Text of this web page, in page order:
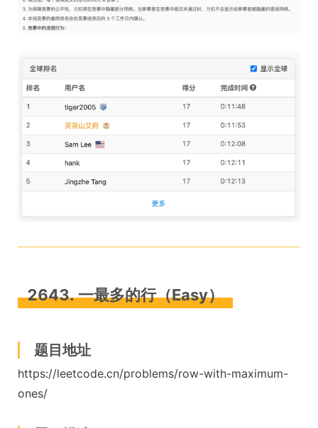
2643. 一最多的行（Easy）
题目地址
https://leetcode.cn/problems/row-with-maximum-
ones/